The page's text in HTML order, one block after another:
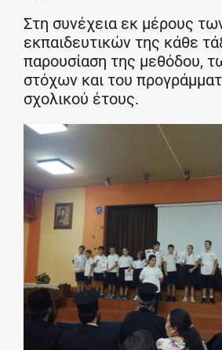
Στη συνέχεια εκ μέρους
εκπαιδευτικών της κάθε
παρουσίαση της μεθόδου,
στόχων και του
σχολικού έτους.